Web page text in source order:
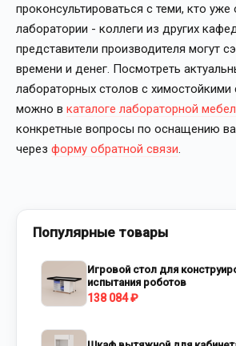
проконсультироваться с теми, кто
лаборатории - коллеги из других
представители производителя могут
времени и денег. Посмотреть
лабораторных столов с
можно в каталоге лабораторной
конкретные вопросы по оснащению
через форму обратной связи.
Популярные товары
Игровой стол для
испытания роботов
138 084 ₽